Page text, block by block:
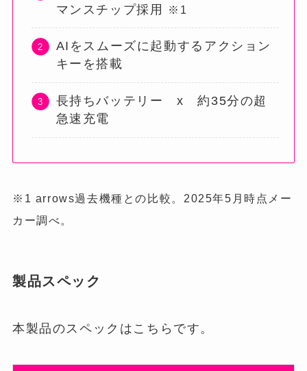
マンスチップ採用
※1
AIをスムーズに起動するアクション
キーを搭載
長持ちバッテリー x 約35分の超
急速充電
※1 arrows過去機種との比較。2025年5月時点メー
カー調べ。
製品スペック
本製品のスペックはこちらです。